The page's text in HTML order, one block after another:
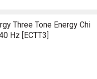
Three Tone Energy Chi
Hz [ECTT3]